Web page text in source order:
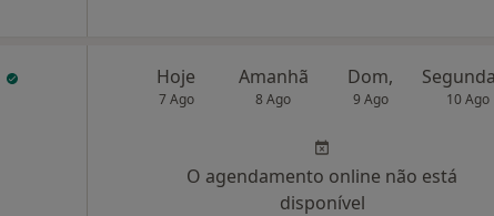
Hoje
7 Ago
Amanhã
8 Ago
Dom,
9 Ago 10 Ago
O agendamento online não está
disponível